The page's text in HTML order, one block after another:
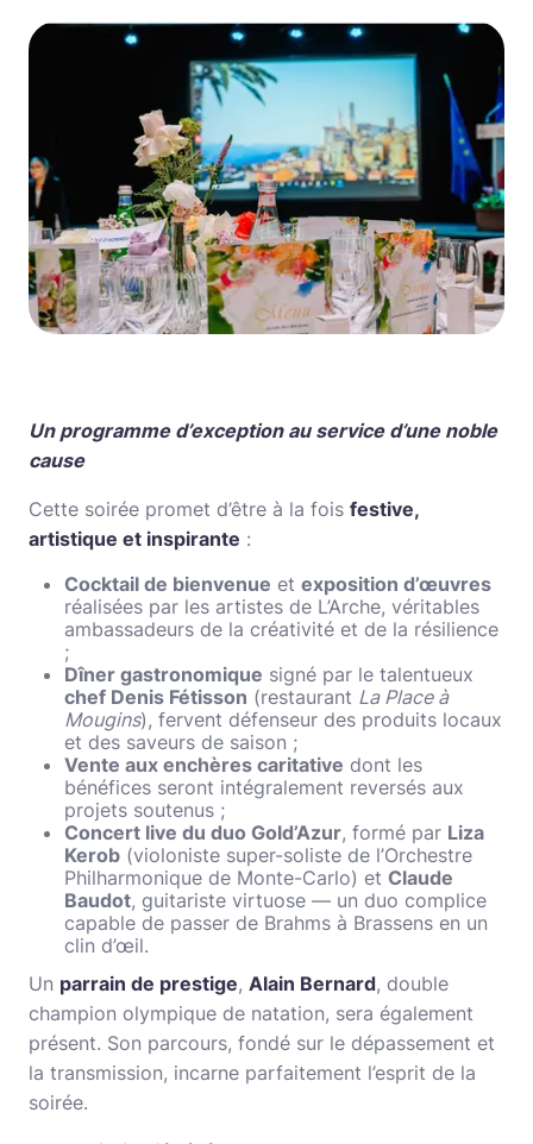
Un programme d’exception au service d’une noble
cause
Cette soirée promet d’être à la fois festive,
artistique et inspirante :
Cocktail de bienvenue et exposition d’œuvres
réalisées par les artistes de L’Arche, véritables
ambassadeurs de la créativité et de la résilience
;
Dîner gastronomique signé par le talentueux
chef Denis Fétisson (restaurant La Place à
Mougins), fervent défenseur des produits locaux
et des saveurs de saison ;
Vente aux enchères caritative dont les
bénéfices seront intégralement reversés aux
projets soutenus ;
Concert live du duo Gold’Azur, formé par Liza
Kerob (violoniste super-soliste de l’Orchestre
Philharmonique de Monte-Carlo) et Claude
Baudot, guitariste virtuose — un duo complice
capable de passer de Brahms à Brassens en un
clin d’œil.
Un parrain de prestige, Alain Bernard, double
champion olympique de natation, sera également
présent. Son parcours, fondé sur le dépassement et
la transmission, incarne parfaitement l’esprit de la
soirée.